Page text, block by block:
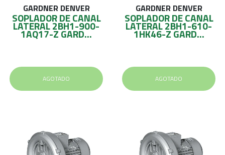
GARDNER DENVER
SOPLADOR DE CANAL
LATERAL 2BH1-900-
1AQ17-Z GARD...
AGOTADO
GARDNER DENVER
SOPLADOR DE CANAL
LATERAL 2BH1-610-
1HK46-Z GARD...
AGOTADO